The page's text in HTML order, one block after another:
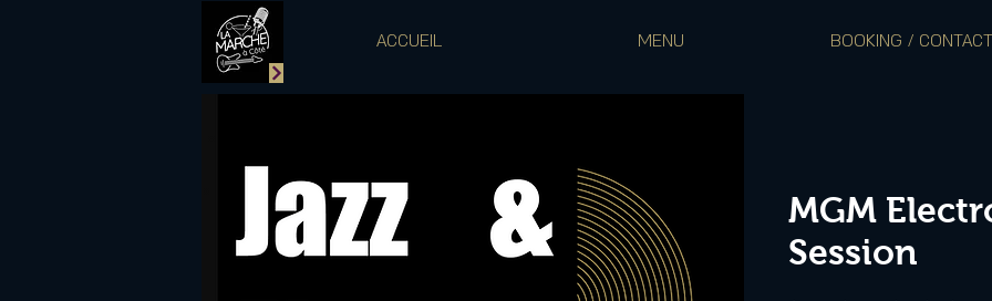
ACCUEIL MENU BOOKING / CONTACT
MGM
Session